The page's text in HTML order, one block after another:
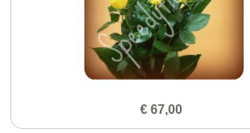
€ 67,00